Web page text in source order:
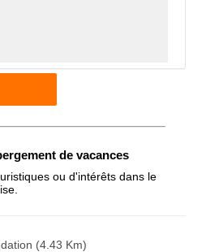
(en
de vacances
ou d'intérêts dans le
(4.43 Km)